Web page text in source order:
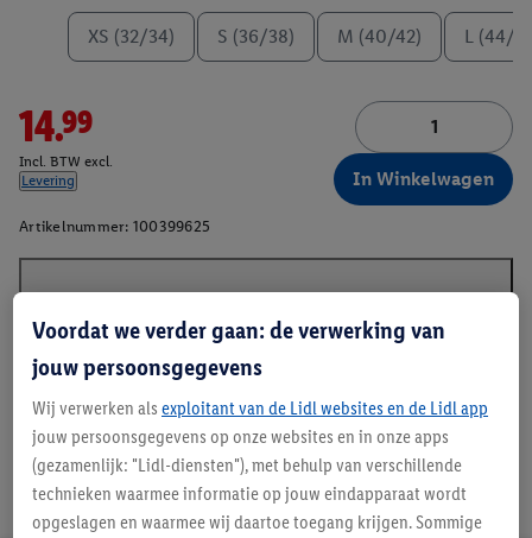
XS (32/34) S (36/38) M (40/42) L (44/
14.99
Incl. BTW excl.
Levering
In Winkelwagen
Artikelnummer: 100399625
Voordat we verder gaan: de verwerking van
jouw persoonsgegevens
Wij verwerken als exploitant van de Lidl websites en de Lidl app
jouw persoonsgegevens op onze websites en in onze apps
(gezamenlijk: "Lidl-diensten"), met behulp van verschillende
technieken waarmee informatie op jouw eindapparaat wordt
opgeslagen en waarmee wij daartoe toegang krijgen. Sommige